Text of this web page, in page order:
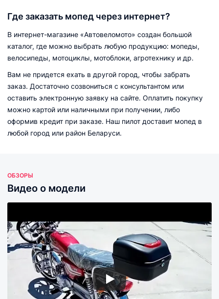
Где заказать мопед через интернет?
В интернет-магазине «Автовеломото» создан большой
каталог, где можно выбрать любую продукцию: мопеды,
велосипеды, мотоциклы, мотоблоки, агротехнику и др.
Вам не придется ехать в другой город, чтобы забрать
заказ. Достаточно созвониться с консультантом или
оставить электронную заявку на сайте. Оплатить покупку
можно картой или наличными при получении, либо
оформив кредит при заказе. Наш пилот доставит мопед в
любой город или район Беларуси.
ОБЗОРЫ
Видео о модели